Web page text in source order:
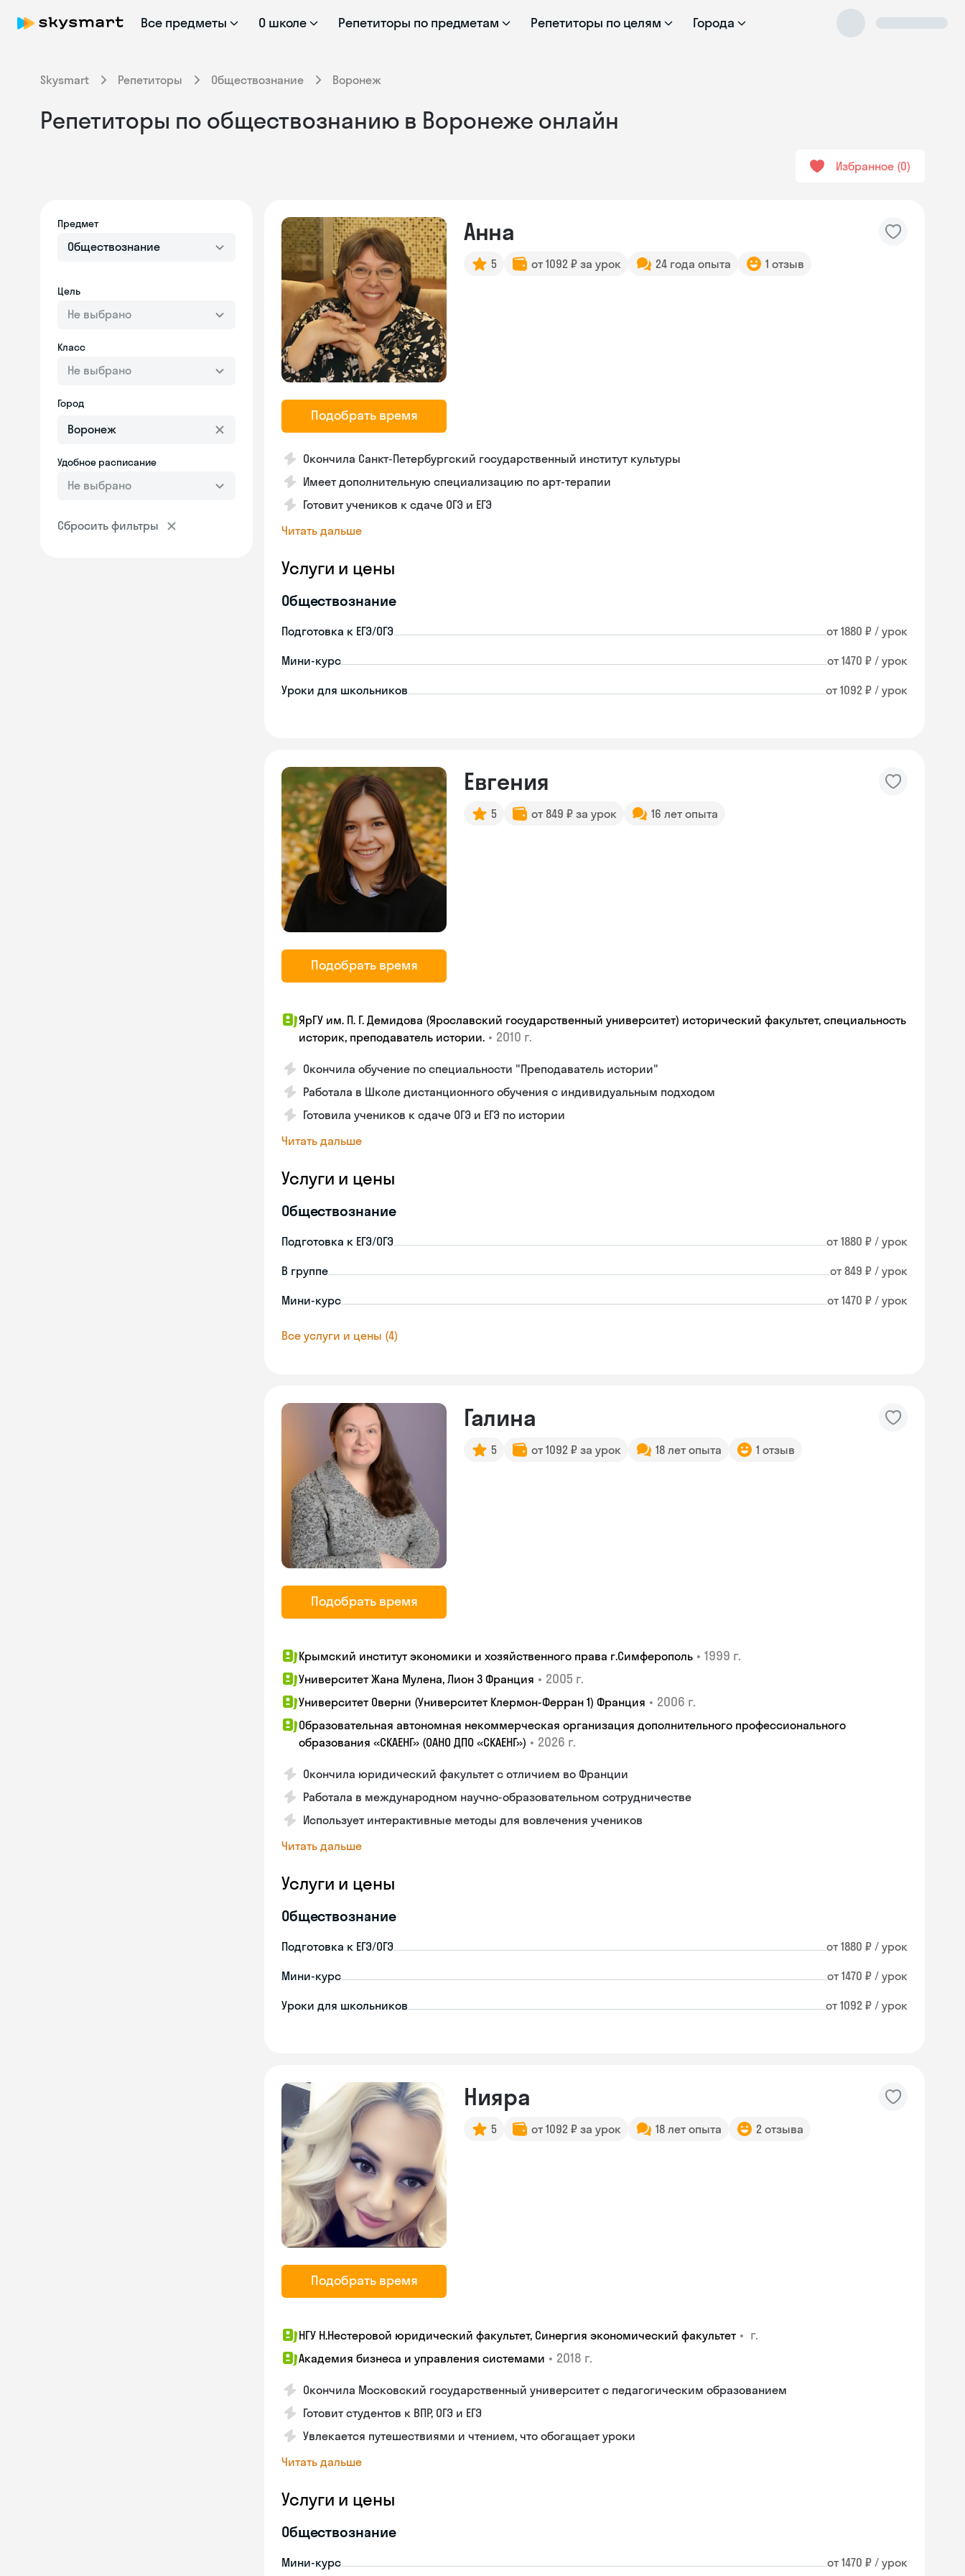
Все предметы О школе Репетиторы по предметам Репетиторы по целям Города
Skysmart Репетиторы Обществознание Воронеж
Репетиторы по обществознанию в Воронеже онлайн
Избранное 0
Предмет
Обществознание
Цель
Не выбрано
Класс
Не выбрано
Город
Удобное расписание
Не выбрано
Сбросить фильтры
Подобрать время
Анна
5 от 1092 ₽ за урок 24 года опыта 1 отзыв
Окончила Санкт-Петербургский государственный институт культуры
Имеет дополнительную специализацию по арт-терапии
Готовит учеников к сдаче ОГЭ и ЕГЭ
Читать дальше
Услуги и цены
Обществознание
Подготовка к ЕГЭ/ОГЭ от 1880 ₽ / урок
Мини-курс от 1470 ₽ / урок
Уроки для школьников от 1092 ₽ / урок
Подобрать время
Евгения
5 от 849 ₽ за урок 16 лет опыта
ЯрГУ им. П. Г. Демидова (Ярославский государственный университет) исторический факультет, специальность
историк, преподаватель истории. • 2010 г.
Окончила обучение по специальности "Преподаватель истории"
Работала в Школе дистанционного обучения с индивидуальным подходом
Готовила учеников к сдаче ОГЭ и ЕГЭ по истории
Читать дальше
Услуги и цены
Обществознание
Подготовка к ЕГЭ/ОГЭ от 1880 ₽ / урок
В группе от 849 ₽ / урок
Мини-курс от 1470 ₽ / урок
Все услуги и цены (4)
Подобрать время
Галина
5 от 1092 ₽ за урок 18 лет опыта 1 отзыв
Крымский институт экономики и хозяйственного права г.Симферополь • 1999 г.
Университет Жана Мулена, Лион 3 Франция • 2005 г.
Университет Оверни (Университет Клермон-Ферран 1) Франция • 2006 г.
Образовательная автономная некоммерческая организация дополнительного профессионального
образования «СКАЕНГ» (ОАНО ДПО «СКАЕНГ») • 2026 г.
Окончила юридический факультет с отличием во Франции
Работала в международном научно-образовательном сотрудничестве
Использует интерактивные методы для вовлечения учеников
Читать дальше
Услуги и цены
Обществознание
Подготовка к ЕГЭ/ОГЭ от 1880 ₽ / урок
Мини-курс от 1470 ₽ / урок
Уроки для школьников от 1092 ₽ / урок
Подобрать время
Нияра
5 от 1092 ₽ за урок 18 лет опыта 2 отзыва
НГУ Н.Нестеровой юридический факультет, Синергия экономический факультет • г.
Академия бизнеса и управления системами • 2018 г.
Окончила Московский государственный университет с педагогическим образованием
Готовит студентов к ВПР, ОГЭ и ЕГЭ
Увлекается путешествиями и чтением, что обогащает уроки
Читать дальше
Услуги и цены
Обществознание
Мини-курс от 1470 ₽ / урок
online